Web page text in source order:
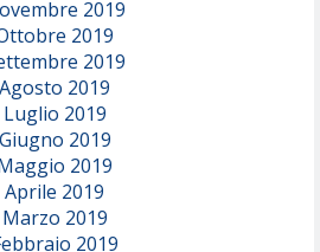
2019
2019
2019
Agosto 2019
Luglio 2019
Giugno 2019
2019
Aprile 2019
Marzo 2019
2019